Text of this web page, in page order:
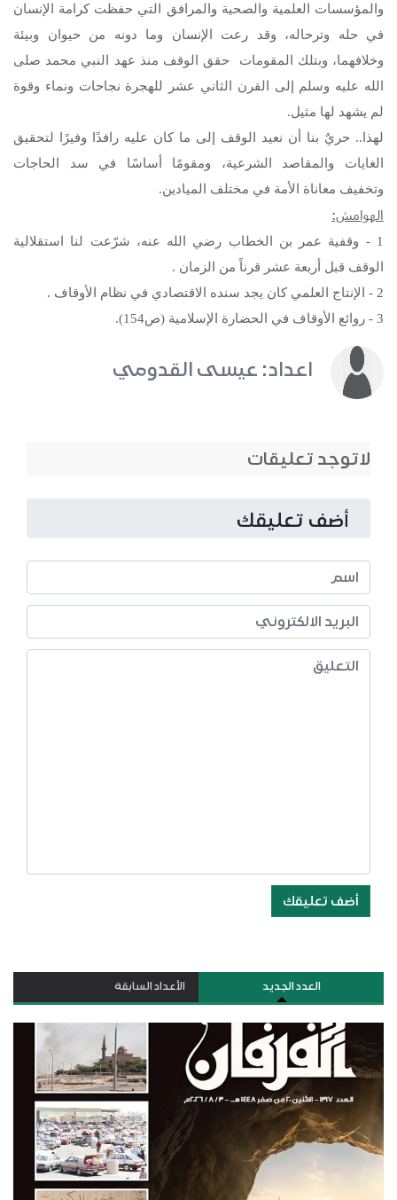
والمؤسسات العلمية والصحية والمرافق التي حفظت كرامة الإنسان
في حله وترحاله، وقد رعت الإنسان وما دونه من حيوان وبيئة
وخلافهما، وبتلك المقومات حقق الوقف منذ عهد النبي محمد صلى
الله عليه وسلم إلى القرن الثاني عشر للهجرة نجاحات ونماء وقوة
لم يشهد لها مثيل.
لهذا.. حريٌ بنا أن نعيد الوقف إلى ما كان عليه رافدًا وفيرًا لتحقيق
الغايات والمقاصد الشرعية، ومقومًا أساسًا في سد الحاجات
وتخفيف معاناة الأمة في مختلف الميادين.
الهوامش:
1 - وقفية عمر بن الخطاب رضي الله عنه، شرّعت لنا استقلالية
الوقف قبل أربعة عشر قرناً من الزمان .
2 - الإنتاج العلمي كان يجد سنده الاقتصادي في نظام الأوقاف .
3 - روائع الأوقاف في الحضارة الإسلامية (ص154).
اعداد: عيسى القدومي
لاتوجد تعليقات
أضف تعليقك
أضف تعليقك
العدد الجديد الأعداد السابقة